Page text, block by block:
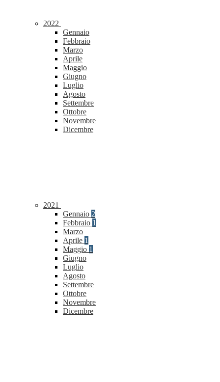
2022
Gennaio
Febbraio
Marzo
Aprile
Maggio
Giugno
Luglio
Agosto
Settembre
Ottobre
Novembre
Dicembre
2021
Gennaio 2
Febbraio 1
Marzo
Aprile 1
Maggio 1
Giugno
Luglio
Agosto
Settembre
Ottobre
Novembre
Dicembre